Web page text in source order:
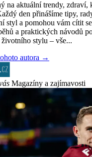
na aktuální trendy, zdraví,
den přinášíme tipy,
styl a pomohou vám cítit
a praktických návodů
stylu – vše...
autora →
Magazíny a zajímavosti